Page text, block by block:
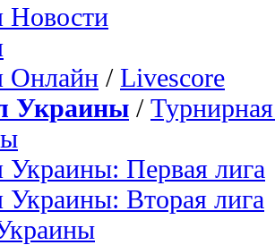
Новости
Онлайн / Livescore
Украины /
Украины: Первая лига
Украины: Вторая лига